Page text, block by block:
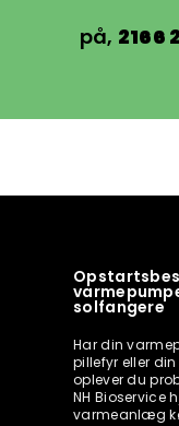
på, 2166
solfangere
Har din
pillefyr eller
oplever du
NH Bioservice
varmeanlæg